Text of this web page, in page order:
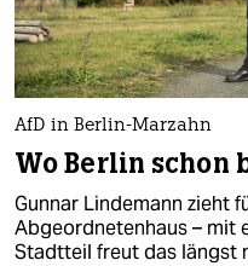
AfD in Berlin-Marzahn
Wo Berlin schon
Gunnar Lindemann zieht
Abgeordnetenhaus – mit
Stadtteil freut das längst